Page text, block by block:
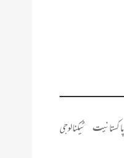
پاکستانیت ٹیکنالوجی